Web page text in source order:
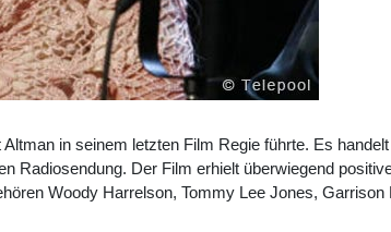
in seinem letzten Film Regie führte. Es
Radiosendung. Der Film erhielt überwiegend
Woody Harrelson, Tommy Lee Jones, Garrison